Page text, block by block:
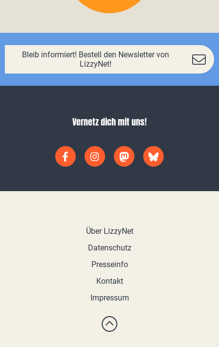
Bleib informiert! Bestell den Newsletter von
LizzyNet!
Vernetz dich mit uns!
Über LizzyNet
Datenschutz
Presseinfo
Kontakt
Impressum